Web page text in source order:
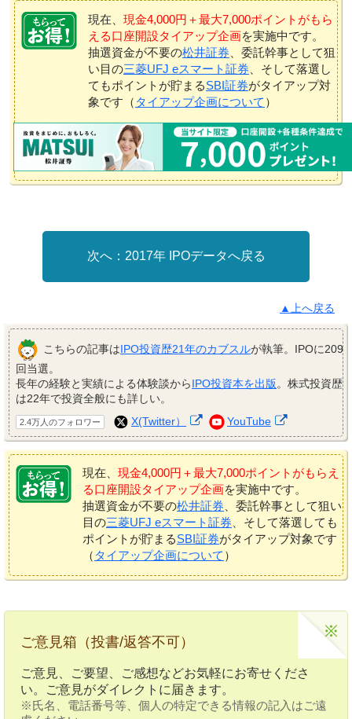
現在、 現金4,000円＋最大7,000ポイントがもら
える口座開設タイアップ企画を実施中です。
抽選資金が不要の松井証券 、委託幹事として狙
い目の三菱UFJ eスマート証券 、そして落選し
てもポイントが貯まるSBI証券がタイアップ対
象です（ タイアップ企画について ）
2017年 IPOデータへ戻る
▲上へ戻る
こちらの記事はIPO投資歴21年のカブスルが執筆。IPOに209
回当選。
長年の経験と実績による体験談からIPO投資本を出版。株式投資歴
は22年で投資全般にも詳しい。
2.4万人のフォロワー X(Twitter） YouTube
現在、 現金4,000円＋最大7,000ポイントがもらえ
る口座開設タイアップ企画を実施中です。
抽選資金が不要の松井証券、委託幹事として狙い
目の三菱UFJ eスマート証券、そして落選しても
ポイントが貯まるSBI証券がタイアップ対象です
（ タイアップ企画について ）
ご意見箱（投書/返答不可）
ご意見、ご要望、ご感想などお気軽にお寄せくださ
い。ご意見がダイレクトに届きます。
※氏名、電話番号等、個人の特定できる情報の記入はご遠